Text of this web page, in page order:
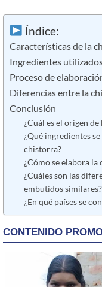
Índice:
Características de la
Ingredientes
Proceso de
Diferencias entre la
Conclusión
¿Cuál es el origen
¿Qué ingredientes
chistorra?
¿Cómo se elabora la
¿Cuáles son las
embutidos similares?
¿En qué países se